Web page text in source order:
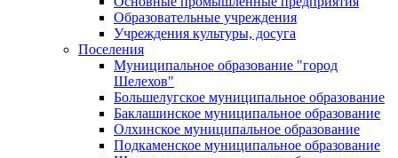
Образовательные учреждения
Учреждения культуры, досуга
Поселения
Муниципальное образование "город
Шелехов"
Большелугское муниципальное образование
Баклашинское муниципальное образование
Олхинское муниципальное образование
Подкаменское муниципальное образование